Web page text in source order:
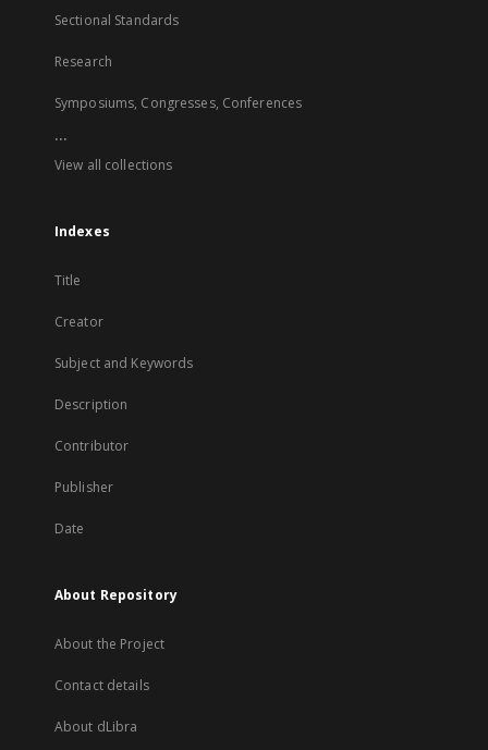
Sectional Standards
Research
Symposiums, Congresses, Conferences
...
View all collections
Indexes
Title
Creator
Subject and Keywords
Description
Contributor
Publisher
Date
About Repository
About the Project
Contact details
About dLibra